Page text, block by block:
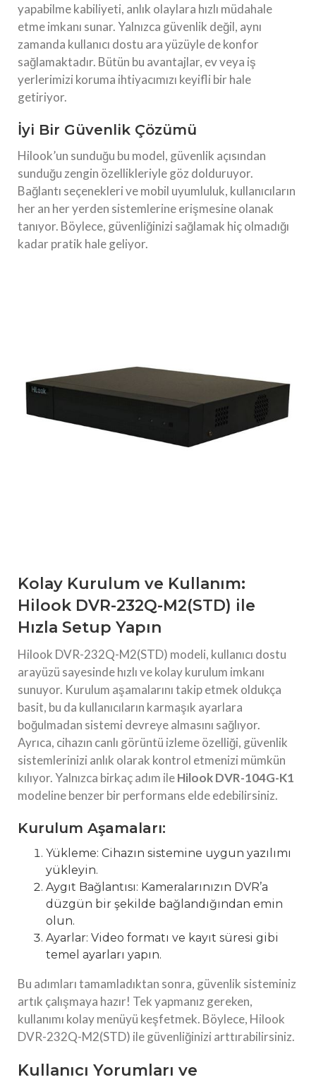
yapabilme kabiliyeti, anlık olaylara hızlı müdahale
etme imkanı sunar. Yalnızca güvenlik değil, aynı
zamanda kullanıcı dostu ara yüzüyle de konfor
sağlamaktadır. Bütün bu avantajlar, ev veya iş
yerlerimizi koruma ihtiyacımızı keyifli bir hale
getiriyor.
İyi Bir Güvenlik Çözümü
Hilook’un sunduğu bu model, güvenlik açısından
sunduğu zengin özellikleriyle göz dolduruyor.
Bağlantı seçenekleri ve mobil uyumluluk, kullanıcıların
her an her yerden sistemlerine erişmesine olanak
tanıyor. Böylece, güvenliğinizi sağlamak hiç olmadığı
kadar pratik hale geliyor.
Kolay Kurulum ve Kullanım:
Hilook DVR-232Q-M2(STD) ile
Hızla Setup Yapın
Hilook DVR-232Q-M2(STD) modeli, kullanıcı dostu
arayüzü sayesinde hızlı ve kolay kurulum imkanı
sunuyor. Kurulum aşamalarını takip etmek oldukça
basit, bu da kullanıcıların karmaşık ayarlara
boğulmadan sistemi devreye almasını sağlıyor.
Ayrıca, cihazın canlı görüntü izleme özelliği, güvenlik
sistemlerinizi anlık olarak kontrol etmenizi mümkün
kılıyor. Yalnızca birkaç adım ileHilook DVR-104G-K1
modeline benzer bir performans elde edebilirsiniz.
Kurulum Aşamaları:
Yükleme: Cihazın sistemine uygun yazılımı
yükleyin.
Aygıt Bağlantısı: Kameralarınızın DVR’a
düzgün bir şekilde bağlandığından emin
olun.
Ayarlar: Video formatı ve kayıt süresi gibi
temel ayarları yapın.
Bu adımları tamamladıktan sonra, güvenlik sisteminiz
artık çalışmaya hazır! Tek yapmanız gereken,
kullanımı kolay menüyü keşfetmek. Böylece, Hilook
DVR-232Q-M2(STD) ile güvenliğinizi arttırabilirsiniz.
Kullanıcı Yorumları ve